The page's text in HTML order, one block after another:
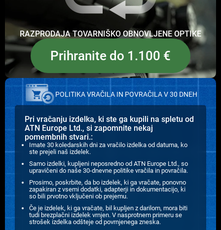
RAZPRODAJA TOVARNIŠKO OBNOVLJENE OPTIKE
Prihranite do 1.100 €
POLITIKA VRAČILA IN POVRAČILA V 30 DNEH
Pri vračanju izdelka, ki ste ga kupili na spletu od
ATN Europe Ltd., si zapomnite nekaj
pomembnih stvari.:
Imate 30 koledarskih dni za vračilo izdelka od datuma, ko
ste prejeli naš izdelek.
Samo izdelki, kupljeni neposredno od ATN Europe Ltd., so
upravičeni do naše 30-dnevne politike vračila in povračila.
Prosimo, poskrbite, da bo izdelek, ki ga vračate, ponovno
zapakiran z vsemi dodatki, adapterji in dokumentacijo, ki
so bili prvotno vključeni ob prejemu.
Če je izdelek, ki ga vračate, bil kupljen z darilom, mora biti
tudi brezplačni izdelek vrnjen. V nasprotnem primeru se
strošek izdelka odšteje od povrnjenega zneska.